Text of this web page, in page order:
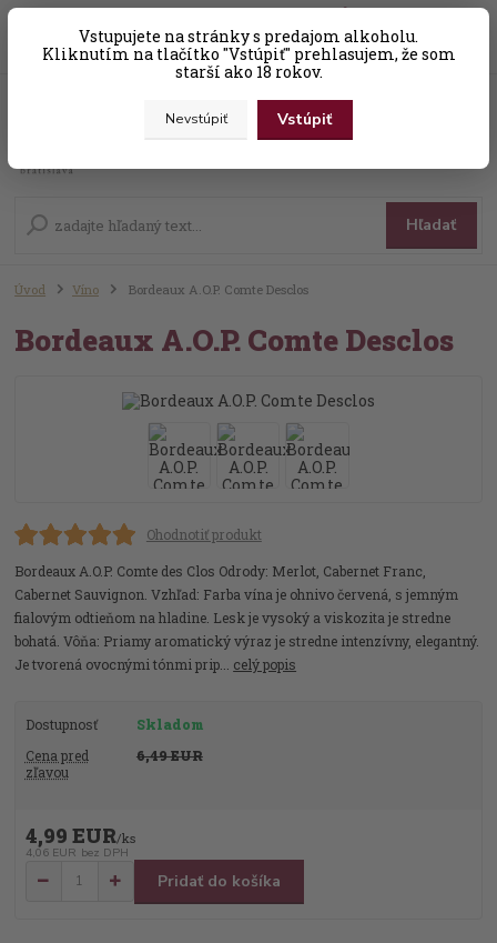
Vstupujete na stránky s predajom alkoholu.
Kliknutím na tlačítko "Vstúpiť" prehlasujem, že som
starší ako 18 rokov.
Nevstúpiť Vstúpiť
Hľadať
+421 (0) 31 56 25 377-8 za0,00 EUR
Úvod Víno Bordeaux A.O.P. Comte Desclos
Bordeaux A.O.P. Comte Desclos
Ohodnotiť produkt
Bordeaux A.O.P. Comte des Clos Odrody: Merlot, Cabernet Franc,
Cabernet Sauvignon. Vzhľad: Farba vína je ohnivo červená, s jemným
fialovým odtieňom na hladine. Lesk je vysoký a viskozita je stredne
bohatá. Vôňa: Priamy aromatický výraz je stredne intenzívny, elegantný.
Je tvorená ovocnými tónmi prip... celý popis
Dostupnosť
Skladom
Cena pred
zľavou
6,49 EUR
4,99 EUR/ks
4,06 EUR bez DPH
Pridať do košíka